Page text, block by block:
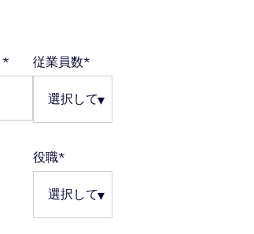
* 従業員数*
役職*